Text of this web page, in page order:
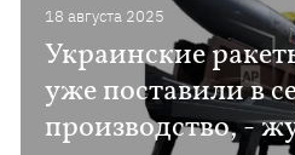
18 августа 2025
Украинские
уже поставили в
производство, -